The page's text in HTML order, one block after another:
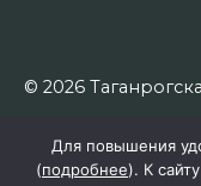
© 2026
Для повышения
(подробнее). К